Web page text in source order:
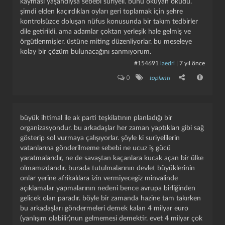
kayması yaşandıysa sebebi suriyeli. bunu okuyan okudu.
şimdi elden kaçırdıkları oyları geri toplamak için şehre
kontrolsüzce doluşan nüfus konusunda bir takım tedbirler
dile getirildi. ama adamlar çoktan yerleşik hale gelmiş ve
örgütlenmişler. üstüne miting düzenliyorlar. bu meseleye
kolay bir çözüm bulunacağını sanmıyorum.
#154691 laedri 7 yıl önce
0 toplantı
büyük ihtimal ile ak parti teşkilatının planladığı bir
organizasyondur. bu arkadaşlar her zaman yaptıkları gibi sağ
gösterip sol vurmaya çalışıyorlar. şöyle ki suriyelilerin
vatanlarına gönderilmeme sebebi ne ucuz iş gücü
yaratmalarıdır, ne de savaştan kaçanlara kucak açan bir ülke
olmamızdandır. burada tutulmalarının devlet büyüklerinin
onlar yerine afrikalılara izin vermiyecegiz minvalinde
açıklamalar yapmalarının nedeni bence avrupa birliğinden
gelicek olan paradır. böyle bir zamanda hazine tam takırken
bu arkadaşları göndermeleri demek kalan 4 milyar euro
(yanlışım olabilir)nun gelmemesi demektir. evet 4 milyar çok